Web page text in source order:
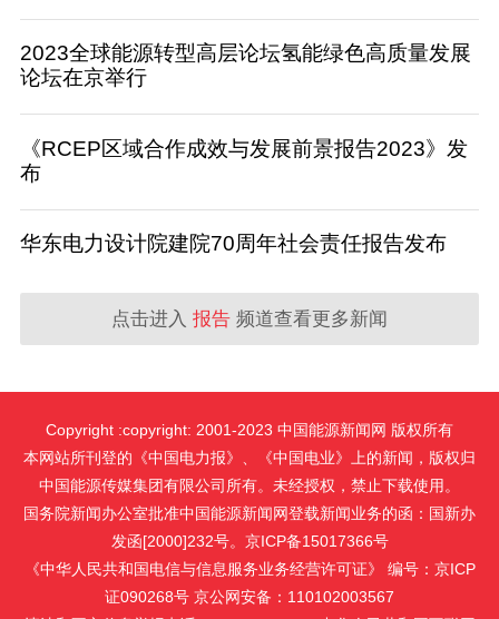
2023全球能源转型高层论坛氢能绿色高质量发展
论坛在京举行
《RCEP区域合作成效与发展前景报告2023》发
布
华东电力设计院建院70周年社会责任报告发布
点击进入 报告 频道查看更多新闻
Copyright :copyright: 2001-2023 中国能源新闻网 版权所有
本网站所刊登的《中国电力报》、《中国电业》上的新闻，版权归
中国能源传媒集团有限公司所有。未经授权，禁止下载使用。
国务院新闻办公室批准中国能源新闻网登载新闻业务的函：国新办
发函[2000]232号。京ICP备15017366号
《中华人民共和国电信与信息服务业务经营许可证》 编号：京ICP
证090268号 京公网安备：110102003567